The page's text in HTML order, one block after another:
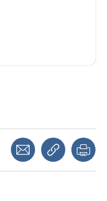
Dela via mejlKopiera länk